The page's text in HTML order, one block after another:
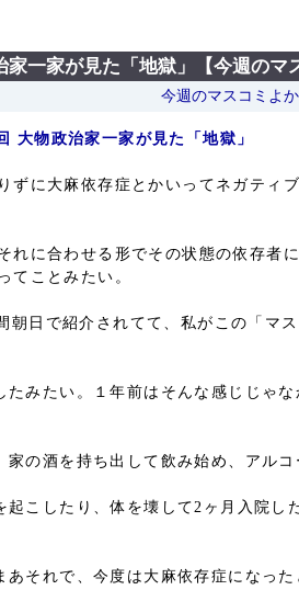
一家が見た「地獄」【今週のマ
今週のマスコミよ
物政治家一家が見た「地獄」
に大麻依存症とかいってネガティ
に合わせる形でその状態の依存者
てことみたい。
日で紹介されてて、私がこの「マ
みたい。１年前はそんな感じじゃな
の酒を持ち出して飲み始め、アルコ
こしたり、体を壊して2ヶ月入院し
それで、今度は大麻依存症になっ